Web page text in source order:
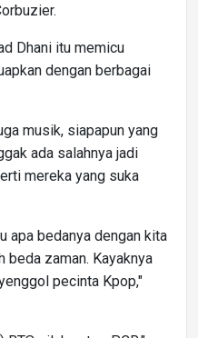
Dhani itu memicu
dengan berbagai
musik, siapapun yang
ada salahnya jadi
mereka yang suka
apa bedanya dengan kita
beda zaman. Kayaknya
pecinta Kpop,"